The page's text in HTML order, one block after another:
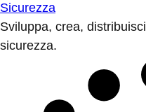
Sicurezza
Sviluppa, crea,
sicurezza.